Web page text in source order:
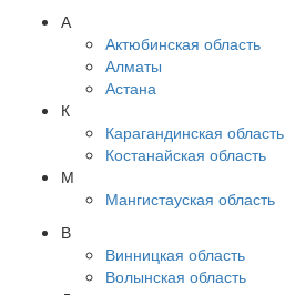
А
Актюбинская область
Алматы
Астана
К
Карагандинская область
Костанайская область
М
Мангистауская область
В
Винницкая область
Волынская область